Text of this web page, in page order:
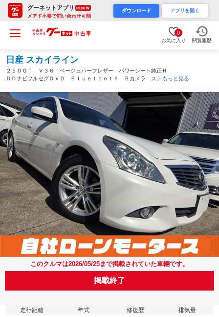
グーネットアプリ RENEW
メアド不要で問い合わせ可能
ダウンロード アプリを開く
0
お気に入り 閲覧履歴
日産 スカイライン
２５０ＧＴ Ｖ３６ ベージュハーフレザー パワーシート純正Ｈ
ＤＤナビフルセグＤＶＤ Ｂｌｕｅｔｏｏｔｈ Ｂカメラ ステア
スイッチ 純正１８ＡＷスマートキー２個 メッキトランクリット
モールオートＨＩＤライト フォグ（滋賀県）
もっと見る
このクルマは2026/05/25まで掲載されていた車輛です。
掲載終了
走行距離 年式 修復歴 排気量